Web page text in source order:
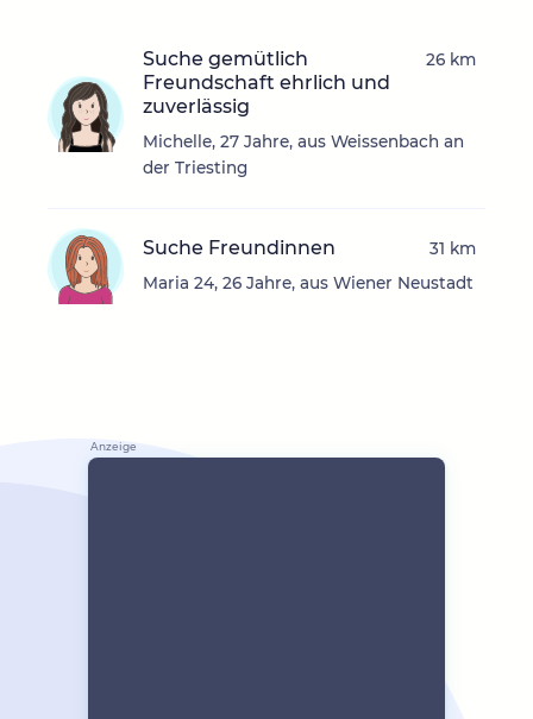
Suche gemütlich
Freundschaft ehrlich und
zuverlässig
Michelle, 27 Jahre, aus Weissenbach an
der Triesting
26 km
Suche Freundinnen
Maria 24, 26 Jahre, aus Wiener Neustadt
31 km